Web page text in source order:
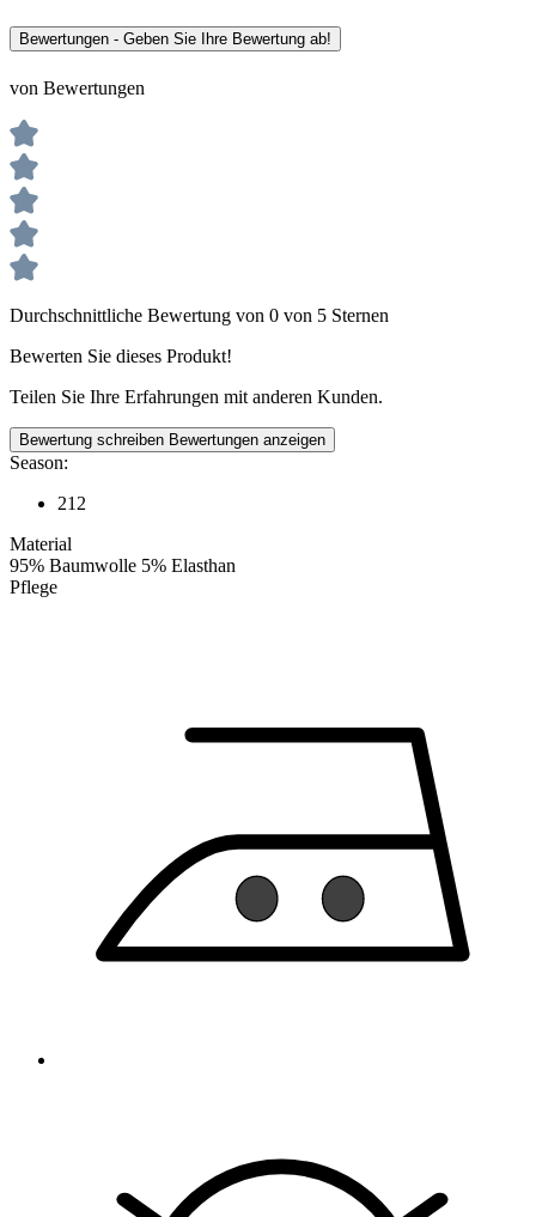
Bewertungen - Geben Sie Ihre Bewertung ab!
von Bewertungen
Durchschnittliche Bewertung von 0 von 5 Sternen
Bewerten Sie dieses Produkt!
Teilen Sie Ihre Erfahrungen mit anderen Kunden.
Bewertung schreiben Bewertungen anzeigen
Season:
212
Material
95% Baumwolle 5% Elasthan
Pflege